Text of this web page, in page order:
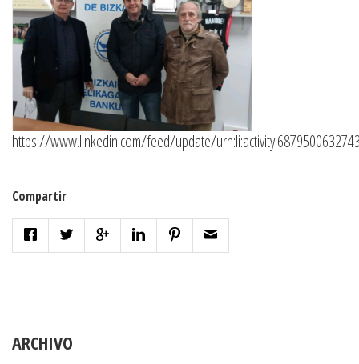
https://www.linkedin.com/feed/update/
Compartir
ARCHIVO